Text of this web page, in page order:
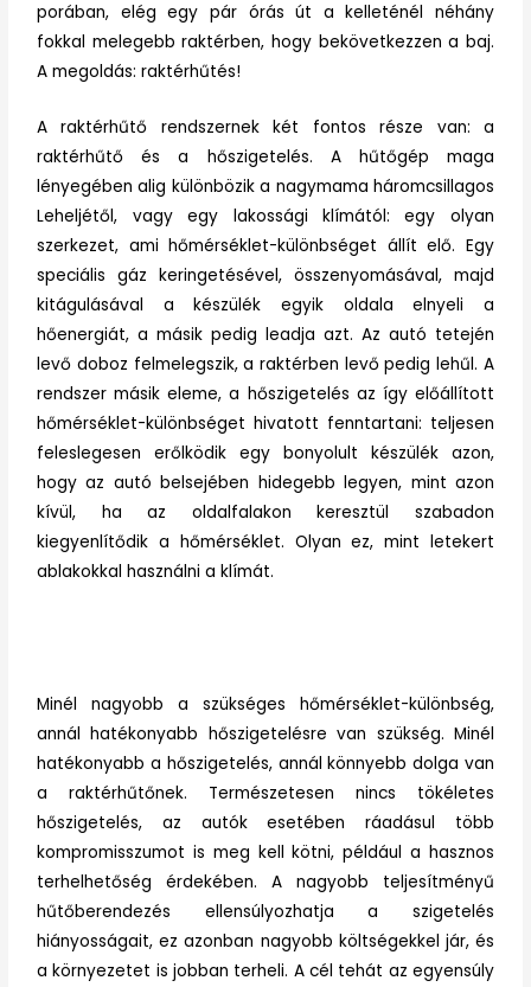
porában, elég egy pár órás út a kelleténél néhány
fokkal melegebb raktérben, hogy bekövetkezzen a baj.
A megoldás: raktérhűtés!
A raktérhűtő rendszernek két fontos része van: a
raktérhűtő és a hőszigetelés. A hűtőgép maga
lényegében alig különbözik a nagymama háromcsillagos
Leheljétől, vagy egy lakossági klímától: egy olyan
szerkezet, ami hőmérséklet-különbséget állít elő. Egy
speciális gáz keringetésével, összenyomásával, majd
kitágulásával a készülék egyik oldala elnyeli a
hőenergiát, a másik pedig leadja azt. Az autó tetején
levő doboz felmelegszik, a raktérben levő pedig lehűl. A
rendszer másik eleme, a hőszigetelés az így előállított
hőmérséklet-különbséget hivatott fenntartani: teljesen
feleslegesen erőlködik egy bonyolult készülék azon,
hogy az autó belsejében hidegebb legyen, mint azon
kívül, ha az oldalfalakon keresztül szabadon
kiegyenlítődik a hőmérséklet. Olyan ez, mint letekert
ablakokkal használni a klímát.
Minél nagyobb a szükséges hőmérséklet-különbség,
annál hatékonyabb hőszigetelésre van szükség. Minél
hatékonyabb a hőszigetelés, annál könnyebb dolga van
a raktérhűtőnek. Természetesen nincs tökéletes
hőszigetelés, az autók esetében ráadásul több
kompromisszumot is meg kell kötni, például a hasznos
terhelhetőség érdekében. A nagyobb teljesítményű
hűtőberendezés ellensúlyozhatja a szigetelés
hiányosságait, ez azonban nagyobb költségekkel jár, és
a környezetet is jobban terheli. A cél tehát az egyensúly